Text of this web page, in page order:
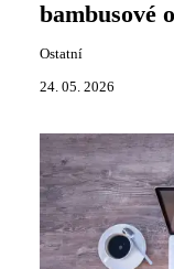
bambusové
Ostatní
24. 05. 2026